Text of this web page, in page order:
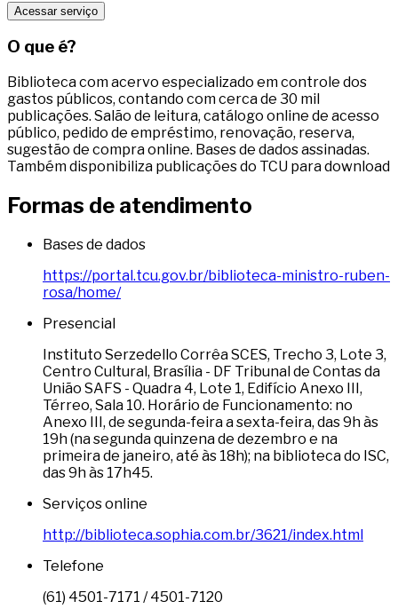
Acessar serviço
O que é?
Biblioteca com acervo especializado em controle dos
gastos públicos, contando com cerca de 30 mil
publicações. Salão de leitura, catálogo online de acesso
público, pedido de empréstimo, renovação, reserva,
sugestão de compra online. Bases de dados assinadas.
Também disponibiliza publicações do TCU para download
Formas de atendimento
Bases de dados
https://portal.tcu.gov.br/biblioteca-ministro-ruben-
rosa/home/
Presencial
Instituto Serzedello Corrêa SCES, Trecho 3, Lote 3,
Centro Cultural, Brasília - DF Tribunal de Contas da
União SAFS - Quadra 4, Lote 1, Edifício Anexo III,
Térreo, Sala 10. Horário de Funcionamento: no
Anexo III, de segunda-feira a sexta-feira, das 9h às
19h (na segunda quinzena de dezembro e na
primeira de janeiro, até às 18h); na biblioteca do ISC,
das 9h às 17h45.
Serviços online
http://biblioteca.sophia.com.br/3621/index.html
Telefone
(61) 4501-7171 / 4501-7120